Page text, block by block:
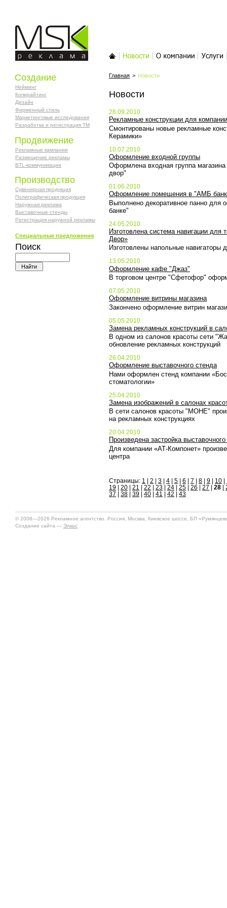
MSK-реклама
Главная > Новости
Новости
28.09.2010
Рекламные конструкции для
Смонтированы новые рекламные
Керамики»
10.07.2010
Оформление входной группы
Оформлена входная группа
двор"
01.06.2010
Оформление помещения в "АМБ
Выполнено декоративное панно
банке"
24.05.2010
Изготовлена система навигации для
Двор»
Изготовлены напольные навигаторы
13.05.2010
Оформление кафе "Джаз"
В торговом центре "Сфетофор"
07.05.2010
Оформление витрины магазина
Закончено оформление витрин
05.05.2010
Замена рекламных конструкций в
В одном из салонов красоты сети
обновление рекламных конструкций
26.04.2010
Оформление выставочного стенда
Нами оформлен стенд компании
стоматологии»
25.04.2010
Замена изображений в салонах
В сети салонов красоты "МОНЕ"
на рекламных конструкциях
20.04.2010
Произведена застройка
Для компании «АТ-Компонет»
центра
Страницы: 1 | 2 | 3 | 4 | 5 | 6 | 7 | 8 | 9 | 10 |
19 | 20 | 21 | 22 | 23 | 24 | 25 | 26 | 27 | 28 |
37 | 38 | 39 | 40 | 41 | 42 | 43
Создание
Нейминг
Копирайтинг
Дизайн
Фирменный стиль
Маркетинговые исследования
Разработка и регистрация ТМ
Продвижение
Рекламные кампании
Размещение рекламы
BTL-коммуникации
Производство
Сувенирная продукция
Полиграфическая продукция
Наружная реклама
Выставочные стенды
Регистрация наружной рекламы
Специальные предложения
Поиск
© 2008—2026 Рекламное агентство. Россия, Москва, Киевское шоссе, БП
Создание сайта — Элкос